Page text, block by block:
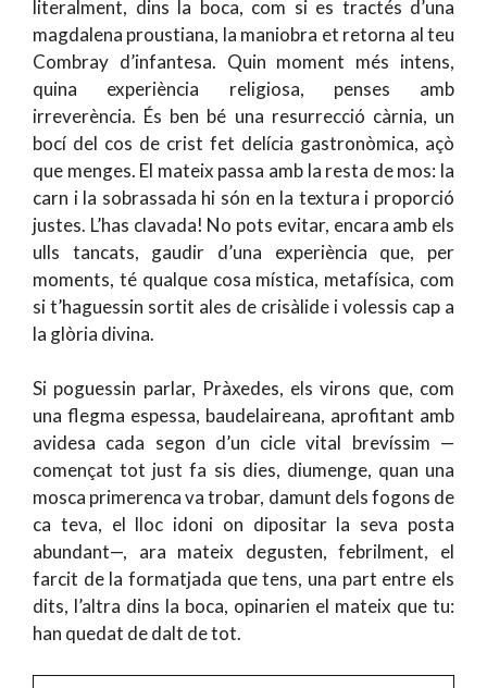
literalment, dins la boca, com si es tractés d’una
magdalena proustiana, la maniobra et retorna al teu
Combray d’infantesa. Quin moment més intens,
quina experiència religiosa, penses amb
irreverència. És ben bé una resurrecció càrnia, un
bocí del cos de crist fet delícia gastronòmica, açò
que menges. El mateix passa amb la resta de mos: la
carn i la sobrassada hi són en la textura i proporció
justes. L’has clavada! No pots evitar, encara amb els
ulls tancats, gaudir d’una experiència que, per
moments, té qualque cosa mística, metafísica, com
si t’haguessin sortit ales de crisàlide i volessis cap a
la glòria divina.
Si poguessin parlar, Pràxedes, els virons que, com
una flegma espessa, baudelaireana, aprofitant amb
avidesa cada segon d’un cicle vital brevíssim —
començat tot just fa sis dies, diumenge, quan una
mosca primerenca va trobar, damunt dels fogons de
ca teva, el lloc idoni on dipositar la seva posta
abundant—, ara mateix degusten, febrilment, el
farcit de la formatjada que tens, una part entre els
dits, l’altra dins la boca, opinarien el mateix que tu:
han quedat de dalt de tot.